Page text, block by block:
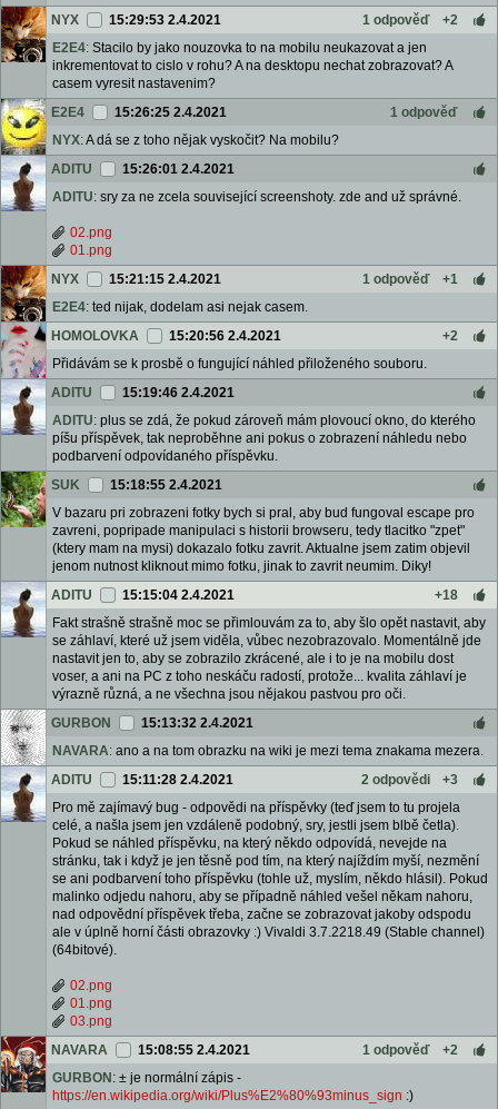
NYX
15:29:53 2.4.2021 1 odpověď
+2
E2E4: Stacilo by jako nouzovka to na mobilu neukazovat a jen
inkrementovat to cislo v rohu? A na desktopu nechat zobrazovat? A
casem vyresit nastavenim?
E2E4
15:26:25 2.4.2021
1 odpověď
NYX: A dá se z toho nějak vyskočit? Na mobilu?
ADITU
15:26:01 2.4.2021
ADITU: sry za ne zcela související screenshoty. zde and už správné.
02.png
01.png
NYX
15:21:15 2.4.2021 1 odpověď
+1
E2E4: ted nijak, dodelam asi nejak casem.
HOMOLOVKA
15:20:56 2.4.2021
+2
Přidávám se k prosbě o fungující náhled přiloženého souboru.
ADITU
15:19:46 2.4.2021
ADITU: plus se zdá, že pokud zároveň mám plovoucí okno, do kterého
píšu příspěvek, tak neproběhne ani pokus o zobrazení náhledu nebo
podbarvení odpovídaného příspěvku.
SUK
15:18:55 2.4.2021
V bazaru pri zobrazeni fotky bych si pral, aby bud fungoval escape pro
zavreni, popripade manipulaci s historii browseru, tedy tlacitko "zpet"
(ktery mam na mysi) dokazalo fotku zavrit. Aktualne jsem zatim objevil
jenom nutnost kliknout mimo fotku, jinak to zavrit neumim. Diky!
ADITU
15:15:04 2.4.2021
+18
Fakt strašně strašně moc se přimlouvám za to, aby šlo opět nastavit, aby
se záhlaví, které už jsem viděla, vůbec nezobrazovalo. Momentálně jde
nastavit jen to, aby se zobrazilo zkrácené, ale i to je na mobilu dost
voser, a ani na PC z toho neskáču radostí, protože... kvalita záhlaví je
výrazně různá, a ne všechna jsou nějakou pastvou pro oči.
GURBON
15:13:32 2.4.2021
NAVARA: ano a na tom obrazku na wiki je mezi tema znakama mezera.
ADITU
15:11:28 2.4.2021 2 odpovědi
+3
Pro mě zajímavý bug - odpovědi na příspěvky (teď jsem to tu projela
celé, a našla jsem jen vzdáleně podobný, sry, jestli jsem blbě četla).
Pokud se náhled příspěvku, na který někdo odpovídá, nevejde na
stránku, tak i když je jen těsně pod tím, na který najíždím myší, nezmění
se ani podbarvení toho příspěvku (tohle už, myslím, někdo hlásil). Pokud
malinko odjedu nahoru, aby se případně náhled vešel někam nahoru,
nad odpovědní příspěvek třeba, začne se zobrazovat jakoby odspodu
ale v úplně horní části obrazovky :) Vivaldi 3.7.2218.49 (Stable channel)
(64bitové).
02.png
01.png
03.png
NAVARA
15:08:55 2.4.2021 1 odpověď
+2
GURBON : ± je normální zápis -
https://en.wikipedia.org/wiki/Plus%E2%80%93minus_sign :)